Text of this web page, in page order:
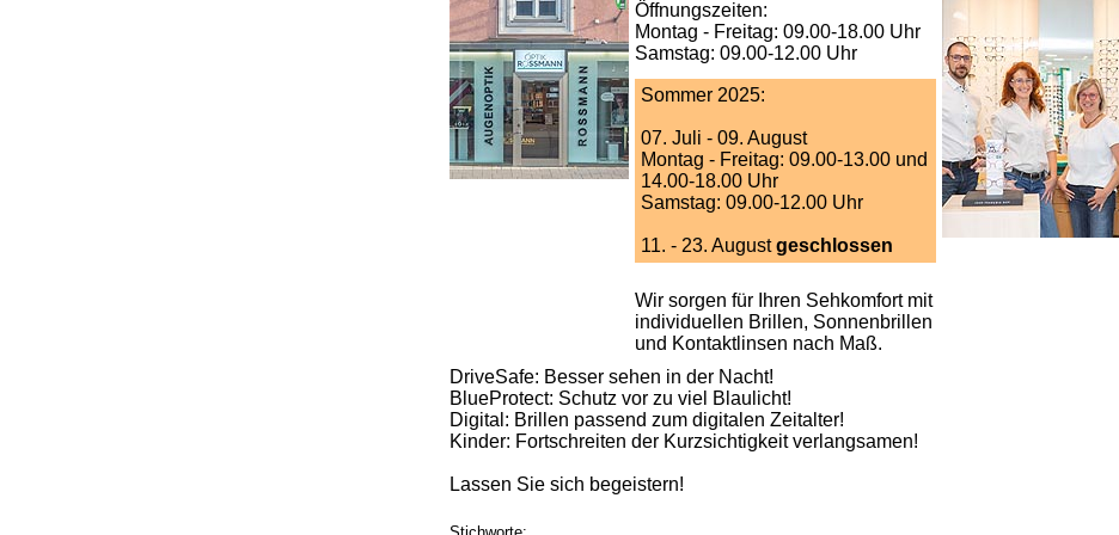
Öffnungszeiten:
Montag - Freitag: 09.00-18.00 Uhr
Samstag: 09.00-12.00 Uhr
Sommer 2025:
07. Juli - 09. August
Montag - Freitag: 09.00-13.00 und
14.00-18.00 Uhr
Samstag: 09.00-12.00 Uhr
11. - 23. Augustgeschlossen
Wir sorgen für Ihren Sehkomfort mit
individuellen Brillen, Sonnenbrillen
und Kontaktlinsen nach Maß.
DriveSafe: Besser sehen in der Nacht!
BlueProtect: Schutz vor zu viel Blaulicht!
Digital: Brillen passend zum digitalen Zeitalter!
Kinder: Fortschreiten der Kurzsichtigkeit verlangsamen!
Lassen Sie sich begeistern!